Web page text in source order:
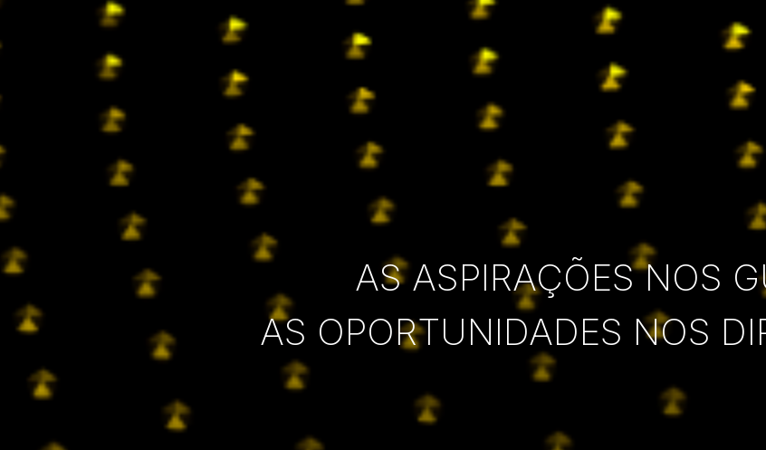
AS ASPIRAÇÕES NOS
AS OPORTUNIDADES NOS